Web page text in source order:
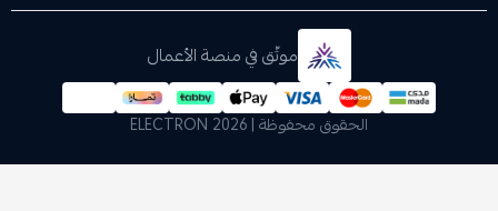
موثّق في منصة الأعمال
الحقوق محفوظة | 2026 ELECTRON